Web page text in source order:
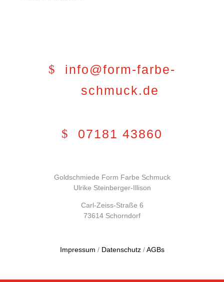
info@form-farbe-
schmuck.de
07181 43860
Goldschmiede Form Farbe Schmuck
Ulrike Steinberger-Illison
Carl-Zeiss-Straße 6
73614 Schorndorf
Impressum / Datenschutz /AGBs